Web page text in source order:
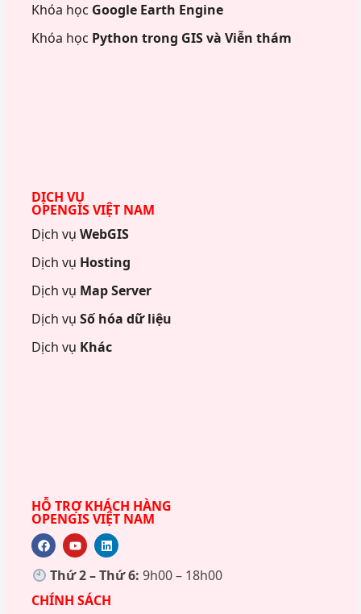
Khóa học Google Earth Engine
Khóa học Python trong GIS và Viễn thám
DỊCH VỤ
OPENGIS VIỆT NAM
Dịch vụWebGIS
Dịch vụ Hosting
Dịch vụ Map Server
Dịch vụSố hóa dữ liệu
Dịch vụ Khác
HỖ TRỢ KHÁCH HÀNG
OPENGIS VIỆT NAM
Thứ 2 – Thứ 6: 9h00 – 18h00
CHÍNH SÁCH